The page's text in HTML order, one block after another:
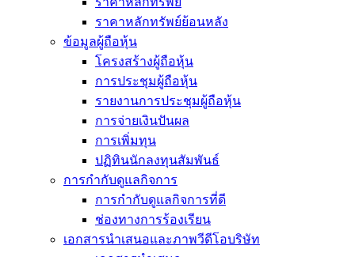
ราคาหลักทรัพย์ย้อนหลัง
ข้อมูลผู้ถือหุ้น
โครงสร้างผู้ถือหุ้น
การประชุมผู้ถือหุ้น
รายงานการประชุมผู้ถือหุ้น
การจ่ายเงินปันผล
การเพิ่มทุน
ปฏิทินนักลงทุนสัมพันธ์
การกำกับดูแลกิจการ
การกำกับดูแลกิจการที่ดี
ช่องทางการร้องเรียน
เอกสารนำเสนอและภาพวีดีโอบริษัท